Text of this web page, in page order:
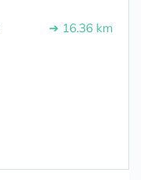
➔ 16.36 km